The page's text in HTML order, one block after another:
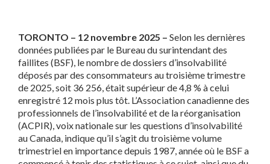
TORONTO – 12 novembre 2025 – Selon les dernières
données publiées par le Bureau du surintendant des
faillites (BSF), le nombre de dossiers d’insolvabilité
déposés par des consommateurs au troisième trimestre
de 2025, soit 36 256, était supérieur de 4,8 % à celui
enregistré 12 mois plus tôt. L’Association canadienne des
professionnels de l’insolvabilité et de la réorganisation
(ACPIR), voix nationale sur les questions d’insolvabilité
au Canada, indique qu’il s’agit du troisième volume
trimestriel en importance depuis 1987, année où le BSF a